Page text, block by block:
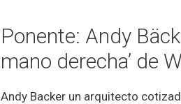
Ponente: Andy
mano derecha’ de
Andy Backer un arquitecto